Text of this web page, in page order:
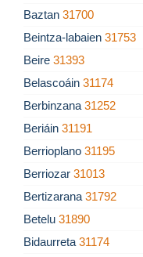
Baztan 31700
Beintza-labaien 31753
Beire 31393
Belascoáin 31174
Berbinzana 31252
Beriáin 31191
Berrioplano 31195
Berriozar 31013
Bertizarana 31792
Betelu 31890
Bidaurreta 31174